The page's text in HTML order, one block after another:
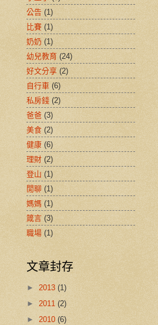
公告 (1)
比賽 (1)
奶奶 (1)
幼兒教育 (24)
好文分享 (2)
自行車 (6)
私房錢 (2)
爸爸 (3)
美食 (2)
健康 (6)
理財 (2)
登山 (1)
閒聊 (1)
媽媽 (1)
箴言 (3)
職場 (1)
文章封存
► 2013 (1)
► 2011 (2)
► 2010 (6)